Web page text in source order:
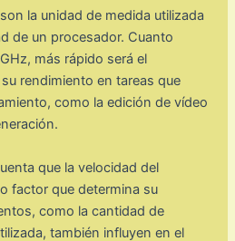
la unidad de medida utilizada
de un procesador. Cuanto
más rápido será el
rendimiento en tareas que
como la edición de vídeo
que la velocidad del
factor que determina su
como la cantidad de
también influyen en el